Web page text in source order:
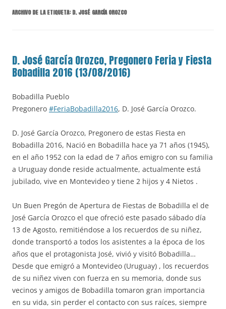
ARCHIVO DE LA ETIQUETA:D. JOSÉ GARCÍA OROZCO
D. José García Orozco, Pregonero Feria y Fiesta
Bobadilla 2016 (13/08/2016)
Bobadilla Pueblo
Pregonero ‪#‎FeriaBobadilla2016, D. José García Orozco.
D. José García Orozco, Pregonero de estas Fiesta en
Bobadilla 2016, Nació en Bobadilla hace ya 71 años (1945),
en el año 1952 con la edad de 7 años emigro con su familia
a Uruguay donde reside actualmente, actualmente está
jubilado, vive en Montevideo y tiene 2 hijos y 4 Nietos .
Un Buen Pregón de Apertura de Fiestas de Bobadilla el de
José García Orozco el que ofreció este pasado sábado día
13 de Agosto, remitiéndose a los recuerdos de su niñez,
donde transportó a todos los asistentes a la época de los
años que el protagonista José, vivió y visitó Bobadilla…
Desde que emigró a Montevideo (Uruguay) , los recuerdos
de su niñez viven con fuerza en su memoria, donde sus
vecinos y amigos de Bobadilla tomaron gran importancia
en su vida, sin perder el contacto con sus raíces, siempre